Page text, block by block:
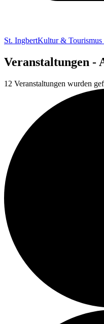
St. IngbertKultur & Tourismus
Veranstaltungen -
12 Veranstaltungen wurden